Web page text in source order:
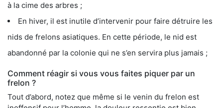
à la cime des arbres ;
En hiver, il est inutile d’intervenir pour faire détruire les
nids de frelons asiatiques. En cette période, le nid est
abandonné par la colonie qui ne s’en servira plus jamais ;
Comment réagir si vous vous faites piquer par un
frelon ?
Tout d’abord, notez que même si le venin du frelon est